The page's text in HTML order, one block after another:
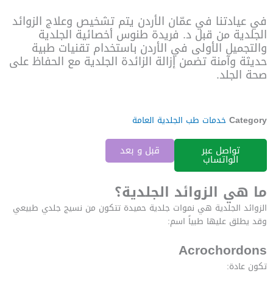
في عيادتنا في عمّان الأردن يتم تشخيص وعلاج الزوائد
الجلدية من قبل د. فريدة طنوس أخصائية الجلدية
والتجميل الأولى في الأردن باستخدام تقنيات طبية
حديثة وآمنة تضمن إزالة الزائدة الجلدية مع الحفاظ على
صحة الجلد.
Category خدمات طب الجلدية العامة
تواصل عبر
الواتساب
قبل و بعد
ما هي الزوائد الجلدية؟
الزوائد الجلدية هي نموات جلدية حميدة تتكون من نسيج جلدي طبيعي
وقد يطلق عليها طبياً اسم:
Acrochordons
تكون عادة: